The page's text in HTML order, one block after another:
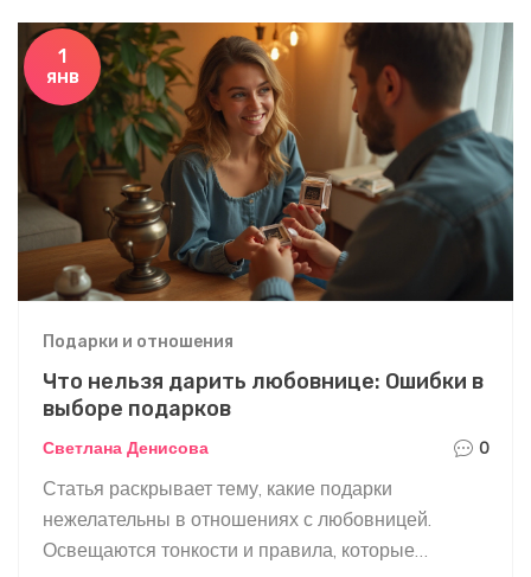
чтобы укрепить эмоциональную связь. В статье
мы предложим советы и идеи по обоим аспектам.
1
янв
Подарки и отношения
Что нельзя дарить любовнице: Ошибки в
выборе подарков
Светлана Денисова 0
Статья раскрывает тему, какие подарки
нежелательны в отношениях с любовницей.
Освещаются тонкости и правила, которые